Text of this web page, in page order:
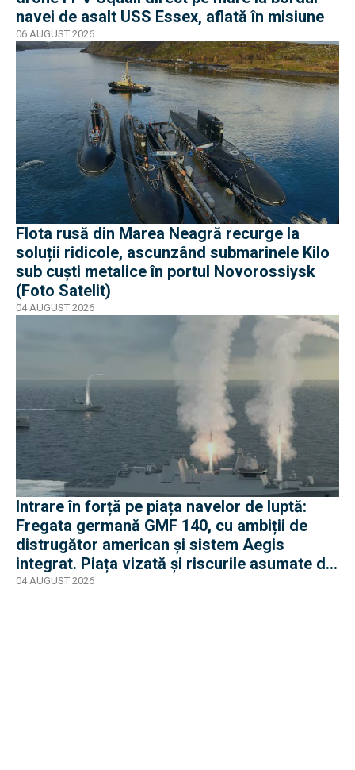
navei de asalt USS Essex, aflată în misiune
06 AUGUST 2026
Flota rusă din Marea Neagră recurge la
soluții ridicole, ascunzând submarinele Kilo
sub cuști metalice în portul Novorossiysk
(Foto Satelit)
04 AUGUST 2026
Intrare în forță pe piața navelor de luptă:
Fregata germană GMF 140, cu ambiții de
distrugător american și sistem Aegis
integrat. Piața vizată și riscurile asumate de
Rheinmetall
04 AUGUST 2026